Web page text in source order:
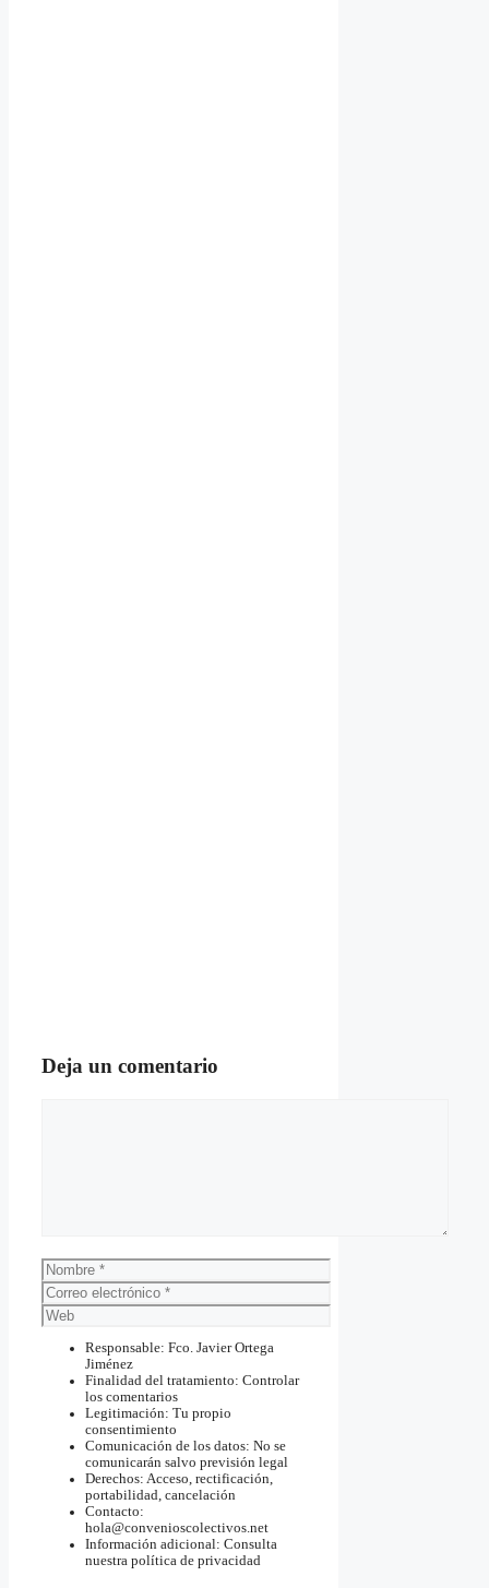
Deja un comentario
Nombre
Correo
electrónico
Web
Responsable: Fco. Javier Ortega
Jiménez
Finalidad del tratamiento: Controlar
los comentarios
Legitimación: Tu propio
consentimiento
Comunicación de los datos: No se
comunicarán salvo previsión legal
Derechos: Acceso, rectificación,
portabilidad, cancelación
Contacto:
hola@convenioscolectivos.net
Información adicional: Consulta
nuestra política de privacidad